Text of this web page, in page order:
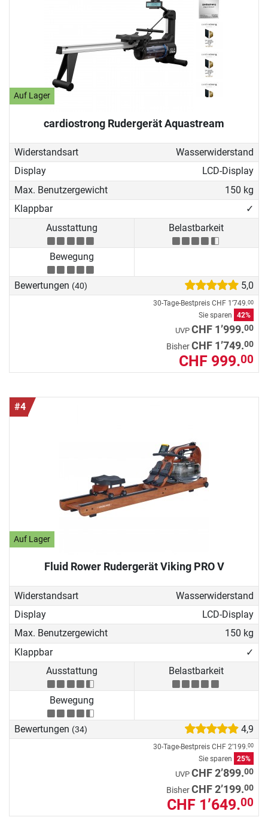
Auf Lager
cardiostrong Rudergerät Aquastream
Widerstandsart
Wasserwiderstand
Display
LCD-Display
Max. Benutzergewicht
150 kg
Klappbar
✓
Ausstattung
Belastbarkeit
Bewegung
Bewertungen (40) 5,0
30-Tage-Bestpreis CHF 1’749.00
Sie sparen 42%
UVP CHF 1’999.00
BisherCHF 1’749.00
CHF 999.00
#4
Auf Lager
Fluid Rower Rudergerät Viking PRO V
Widerstandsart
Wasserwiderstand
Display
LCD-Display
Max. Benutzergewicht
150 kg
Klappbar
✓
Ausstattung
Belastbarkeit
Bewegung
Bewertungen (34) 4,9
30-Tage-Bestpreis CHF 2’199.00
Sie sparen 25%
UVP CHF 2’899.00
BisherCHF 2’199.00
CHF 1’649.00